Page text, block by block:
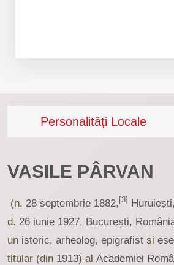
Personalități Locale
VASILE PÂRVAN
(n. 28 septembrie 1882, [3] Huruiești,
d. 26 iunie 1927, București,
un istoric, arheolog, epigrafist și
titular (din 1913) al Academiei